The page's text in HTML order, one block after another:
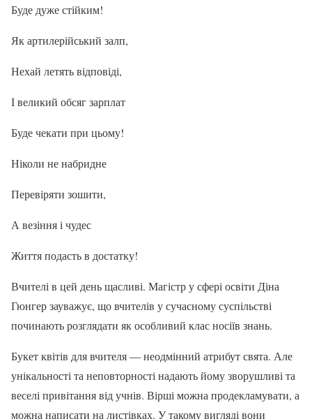
Буде дуже стійким!
Як артилерійський залп,
Нехай летять відповіді,
І великий обсяг зарплат
Буде чекати при цьому!
Ніколи не набридне
Перевіряти зошити,
А везіння і чудес
Життя подасть в достатку!
Вчителі в цей день щасливі. Магістр у сфері освіти Діна
Гюнгер зауважує, що вчителів у сучасному суспільстві
починають розглядати як особливий клас носіїв знань.
Букет квітів для вчителя — неодмінний атрибут свята. Але
унікальності та неповторності надають йому зворушливі та
веселі привітання від учнів. Вірші можна продекламувати, а
можна написати на листівках. У такому вигляді вони